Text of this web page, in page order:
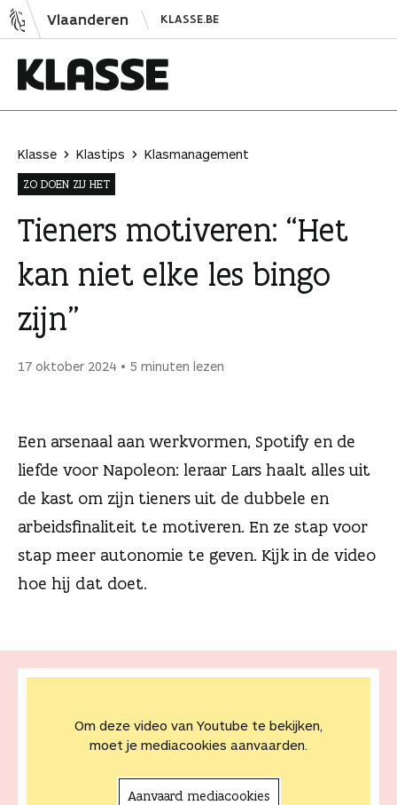
N
a
Vlaanderen KLASSE.BE
a
s
s
e
Klasse Klastips
Klasmanagement
ZO DOEN ZIJ HET
Tieners motiveren: “Het
kan niet elke les bingo
zijn”
17 oktober 2024 5 minuten lezen
Een arsenaal aan werkvormen, Spotify en de
liefde voor Napoleon: leraar Lars haalt alles uit
de kast om zijn tieners uit de dubbele en
arbeidsfinaliteit te motiveren. En ze stap voor
stap meer autonomie te geven. Kijk in de video
hoe hij dat doet.
Om deze video van Youtube te bekijken,
moet je mediacookies aanvaarden.
Aanvaard mediacookies